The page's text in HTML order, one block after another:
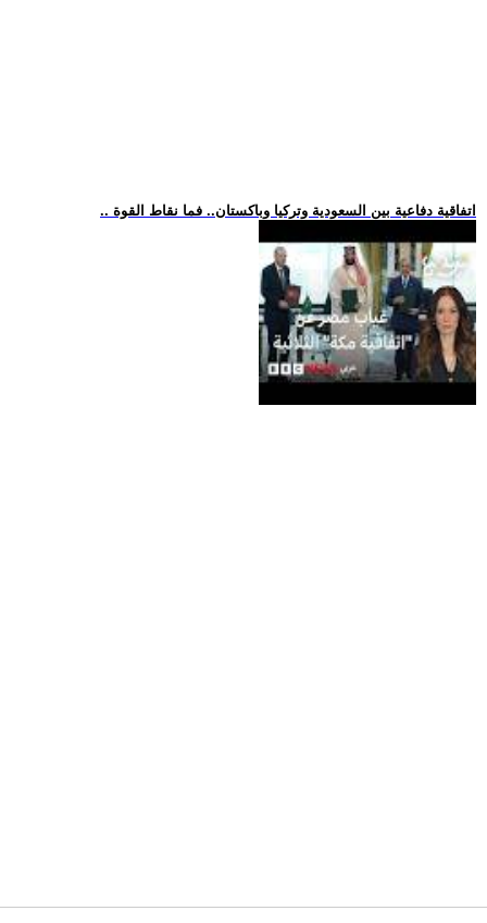
.. اتفاقية دفاعية بين السعودية وتركيا وباكستان.. فما نقاط القوة